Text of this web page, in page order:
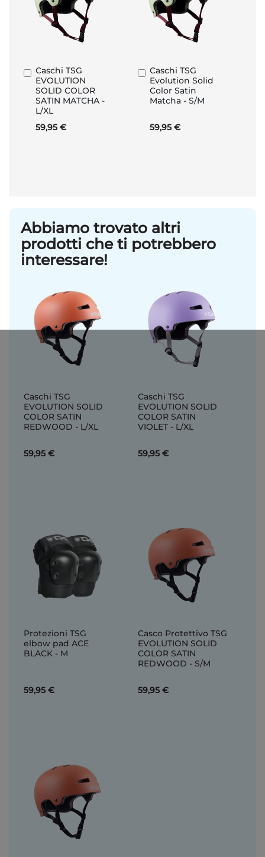
Caschi TSG
EVOLUTION
SOLID COLOR
SATIN MATCHA -
L/XL
59,95 €
Aggiungi
al
Carrello
Caschi TSG
Evolution Solid
Color Satin
Matcha - S/M
59,95 €
Aggiungi
al
Carrello
Abbiamo trovato altri
prodotti che ti potrebbero
interessare!
Caschi TSG
EVOLUTION SOLID
COLOR SATIN
REDWOOD - L/XL
59,95 €
Caschi TSG
EVOLUTION SOLID
COLOR SATIN
VIOLET - L/XL
59,95 €
Protezioni TSG
elbow pad ACE
BLACK - M
59,95 €
Casco Protettivo TSG
EVOLUTION SOLID
COLOR SATIN
REDWOOD - S/M
59,95 €